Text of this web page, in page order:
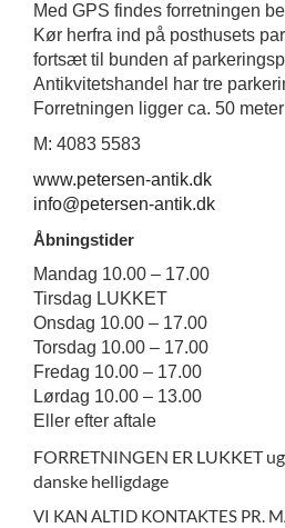
Med GPS findes forretningen
Kør herfra ind på posthusets
fortsæt til bunden af
Antikvitetshandel har tre
Forretningen ligger ca. 50
M: 4083 5583
www.petersen-antik.dk
info@petersen-antik.dk
Åbningstider
Mandag 10.00 – 17.00
Tirsdag LUKKET
Onsdag 10.00 – 17.00
Torsdag 10.00 – 17.00
Fredag 10.00 – 17.00
Lørdag 10.00 – 13.00
Eller efter aftale
FORRETNINGEN ER LUKKET
danske helligdage
VI KAN ALTID KONTAKTES PR.